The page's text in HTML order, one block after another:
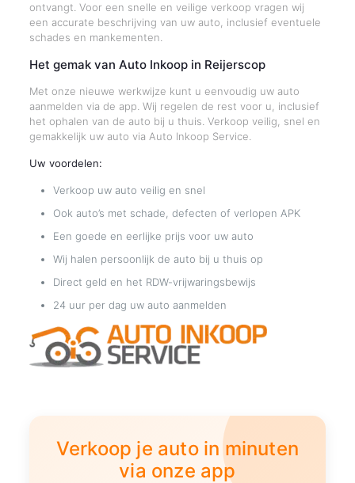
ontvangt. Voor een snelle en veilige verkoop vragen wij
een accurate beschrijving van uw auto, inclusief eventuele
schades en mankementen.
Het gemak van Auto Inkoop in Reijerscop
Met onze nieuwe werkwijze kunt u eenvoudig uw auto
aanmelden via de app. Wij regelen de rest voor u, inclusief
het ophalen van de auto bij u thuis. Verkoop veilig, snel en
gemakkelijk uw auto via Auto Inkoop Service.
Uw voordelen:
Verkoop uw auto veilig en snel
Ook auto’s met schade, defecten of verlopen APK
Een goede en eerlijke prijs voor uw auto
Wij halen persoonlijk de auto bij u thuis op
Direct geld en het RDW-vrijwaringsbewijs
24 uur per dag uw auto aanmelden
Verkoop je auto in minuten
via onze app